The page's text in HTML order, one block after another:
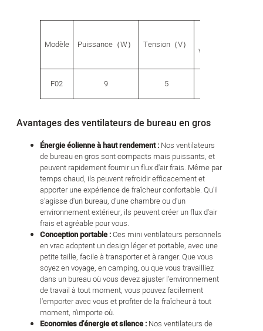
Modèle Puissance（W） Tension（V）
vitesse
F02 9 5
Avantages des ventilateurs de bureau en gros
Énergie éolienne à haut rendement :Nos ventilateurs
de bureau en gros sont compacts mais puissants, et
peuvent rapidement fournir un flux d'air frais. Même par
temps chaud, ils peuvent refroidir efficacement et
apporter une expérience de fraîcheur confortable. Qu'il
s'agisse d'un bureau, d'une chambre ou d'un
environnement extérieur, ils peuvent créer un flux d'air
frais et agréable pour vous.
Conception portable :Ces mini ventilateurs personnels
en vrac adoptent un design léger et portable, avec une
petite taille, facile à transporter et à ranger. Que vous
soyez en voyage, en camping, ou que vous travailliez
dans un bureau où vous devez ajuster l'environnement
de travail à tout moment, vous pouvez facilement
l'emporter avec vous et profiter de la fraîcheur à tout
moment, n'importe où.
Economies d'énergie et silence :Nos ventilateurs de